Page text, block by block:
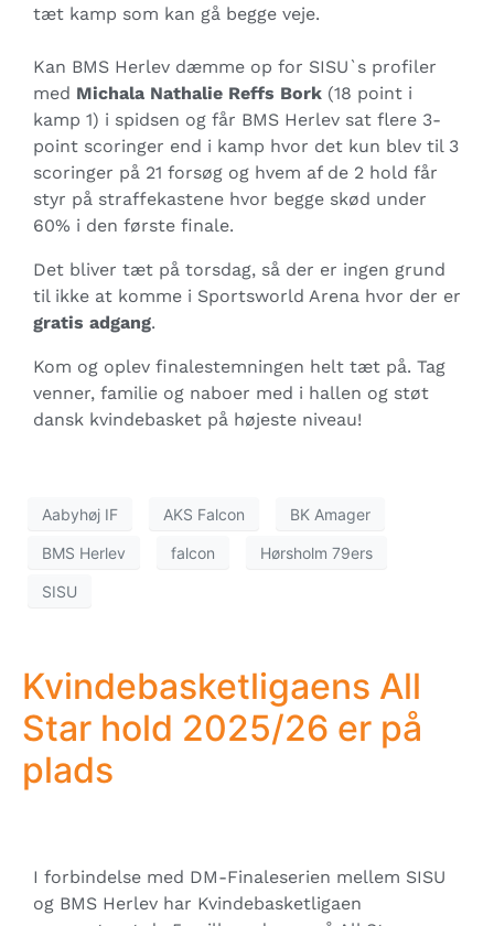
tæt kamp som kan gå begge veje.
Kan BMS Herlev dæmme op for SISU`s profiler
med Michala Nathalie Reffs Bork (18 point i
kamp 1) i spidsen og får BMS Herlev sat flere 3-
point scoringer end i kamp hvor det kun blev til 3
scoringer på 21 forsøg og hvem af de 2 hold får
styr på straffekastene hvor begge skød under
60% i den første finale.
Det bliver tæt på torsdag, så der er ingen grund
til ikke at komme i Sportsworld Arena hvor der er
gratis adgang.
Kom og oplev finalestemningen helt tæt på. Tag
venner, familie og naboer med i hallen og støt
dansk kvindebasket på højeste niveau!
Aabyhøj IF AKS Falcon BK Amager
BMS Herlev falcon Hørsholm 79ers
SISU
Kvindebasketligaens All
Star hold 2025/26 er på
plads
I forbindelse med DM-Finaleserien mellem SISU
og BMS Herlev har Kvindebasketligaen